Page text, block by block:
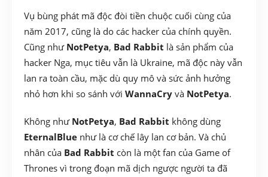
Vụ bùng phát mã độc đòi tiền chuộc cuối cùng của
năm 2017, cũng là do các hacker của chính quyền.
Cũng như NotPetya, Bad Rabbit là sản phẩm của
hacker Nga, mục tiêu vẫn là Ukraine, mã độc này vẫn
lan ra toàn cầu, mặc dù quy mô và sức ảnh hưởng
nhỏ hơn khi so sánh với WannaCry và NotPetya.
Không như NotPetya, Bad Rabbit không dùng
EternalBlue như là cơ chế lây lan cơ bản. Và chủ
nhân của Bad Rabbit còn là một fan của Game of
Thrones vì trong đoạn mã dịch ngược người ta đã